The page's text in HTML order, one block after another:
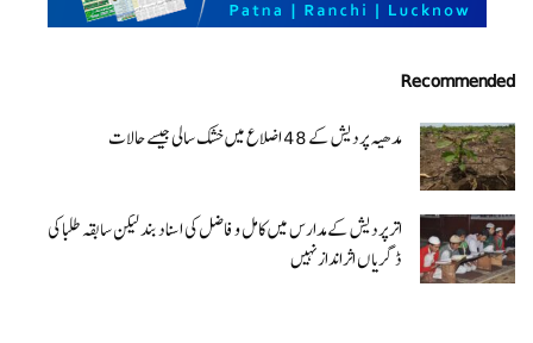
Recommended
مدھیہ پردیش کے 48 اضلاع میں خشک سالی جیسے حالات
اتر پردیش کےمدارس میں کامل و فاضل کی اسناد بند لیکن سابقہ طلبا کی
ڈگریا ں اثرانداز نہیں